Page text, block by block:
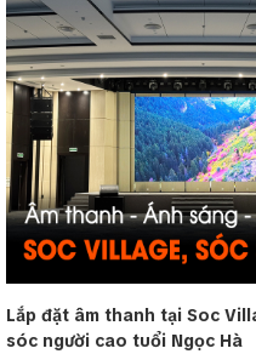
Lắp đặt âm thanh tại Soc
sóc người cao tuổi Ngọc Hà